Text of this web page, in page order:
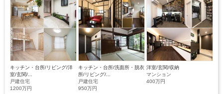
キッチン・台所/リビング/洋
室/玄関/...
戸建住宅
1200万円
キッチン・台所/洗面所・脱衣
所/リビング/...
戸建住宅
950万円
洋室/玄関/収納
マンション
400万円